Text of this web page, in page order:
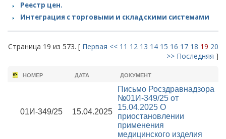
Реестр цен.
Интеграция с торговыми и складскими системами
Страница 19 из 573. [ Первая << 11 12 13 14 15 16 17 18 19 20
>> Последняя ]
НОМЕР ДАТА ДОКУМЕНТ
01И-349/25 15.04.2025
Письмо Росздравнадзора
№01И-349/25 от
15.04.2025 О
приостановлении
применения
медицинского изделия